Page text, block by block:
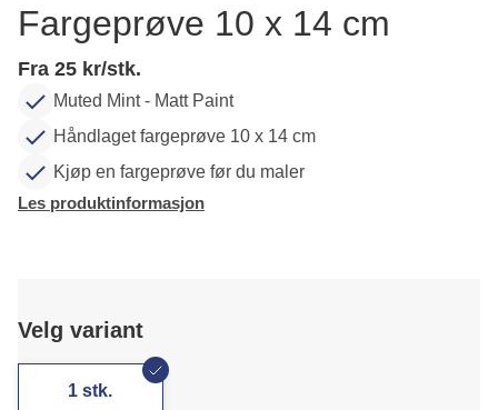
Fargeprøve 10 x 14 cm
Fra 25 kr/stk.
Muted Mint - Matt Paint
Håndlaget fargeprøve 10 x 14 cm
Kjøp en fargeprøve før du maler
Les produktinformasjon
Velg variant
1 stk.